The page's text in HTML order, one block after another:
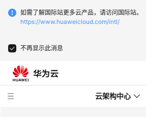
如需了解国际站更多云产品，请访问国际站。
https://www.huaweicloud.com/intl/
不再显示此消息
云架构中心